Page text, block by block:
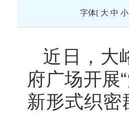
字体[ 大 中 小
近日，大
府广场开展
新形式织密